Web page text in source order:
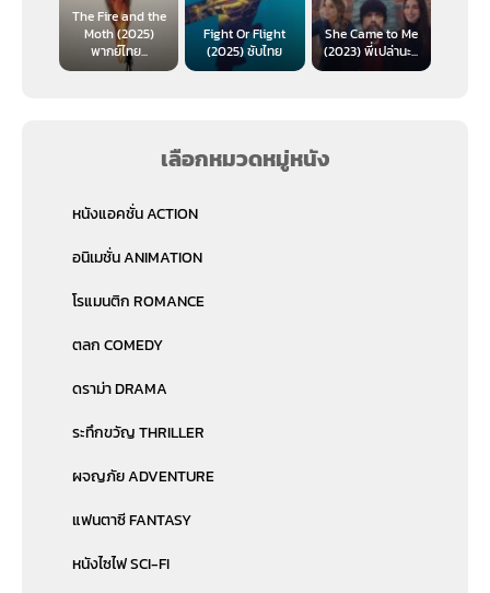
The Fire and the
Moth (2025)
พากย์ไทย...
Fight Or Flight
(2025) ซับไทย
She Came to Me
(2023) พี่เปล่านะ...
เลือกหมวดหมู่หนัง
หนังแอคชั่น ACTION
อนิเมชั่น ANIMATION
โรแมนติก ROMANCE
ตลก COMEDY
ดราม่า DRAMA
ระทึกขวัญ THRILLER
ผจญภัย ADVENTURE
แฟนตาซี FANTASY
หนังไซไฟ SCI-FI